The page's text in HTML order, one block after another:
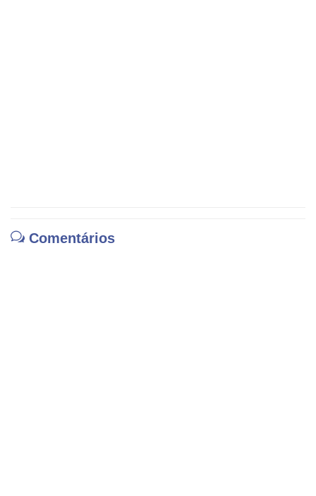
Comentários